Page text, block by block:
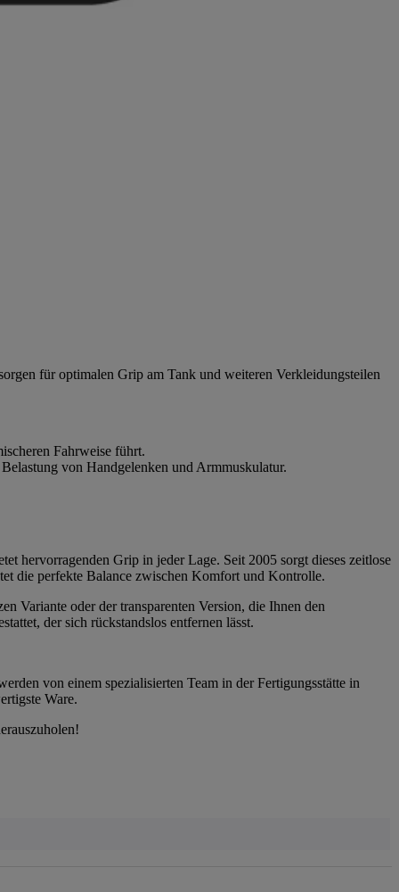
für optimalen Grip am Tank und weiteren Verkleidungsteilen
Fahrweise führt.
von Handgelenken und Armmuskulatur.
hervorragenden Grip in jeder Lage. Seit 2005 sorgt dieses zeitlose
die perfekte Balance zwischen Komfort und Kontrolle.
Variante oder der transparenten Version, die Ihnen den
der sich rückstandslos entfernen lässt.
von einem spezialisierten Team in der Fertigungsstätte in
Ware.